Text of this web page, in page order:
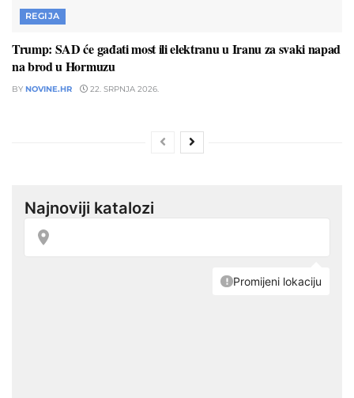
REGIJA
Trump: SAD će gađati most ili elektranu u Iranu za svaki napad
na brod u Hormuzu
BY NOVINE.HR 22. SRPNJA 2026.